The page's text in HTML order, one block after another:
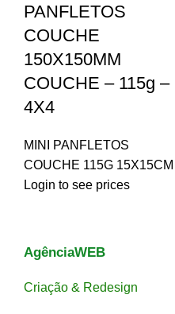
PANFLETOS
COUCHE
150X150MM
COUCHE – 115g –
4X4
MINI PANFLETOS
COUCHE 115G 15X15CM
Login to see prices
AgênciaWEB
Criação & Redesign